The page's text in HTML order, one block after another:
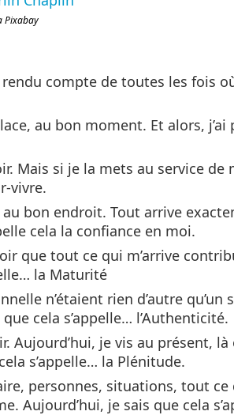
Pixabay
compte de toutes les fois
au bon moment. Et alors, j’ai
Mais si je la mets au service de
vivre.
bon endroit. Tout arrive
cela la confiance en moi.
que tout ce qui m’arrive
la Maturité
n’étaient rien d’autre qu’un
cela s’appelle… l’Authenticité.
Aujourd’hui, je vis au présent,
s’appelle… la Plénitude.
personnes, situations, tout
Aujourd’hui, je sais que cela